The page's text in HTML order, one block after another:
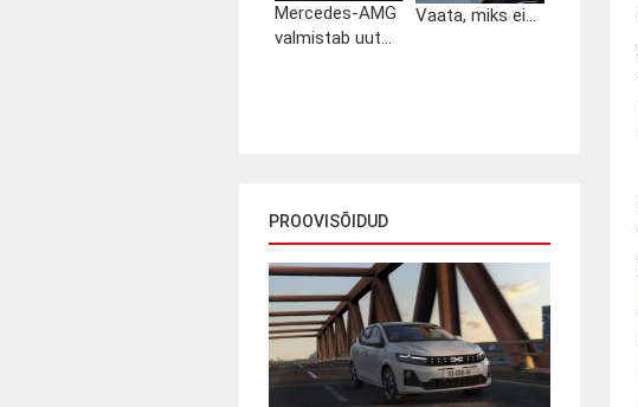
Mercedes-AMG
valmistab uut...
Vaata, miks ei...
PROOVISÕIDUD